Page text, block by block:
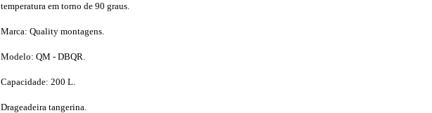
temperatura em torno de 90 graus.
Marca: Quality montagens.
Modelo: QM - DBQR.
Capacidade: 200 L.
Drageadeira tangerina.